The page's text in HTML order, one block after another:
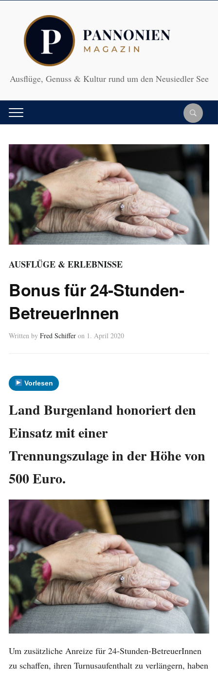
Ausflüge, Genuss & Kultur rund um den Neusiedler See
AUSFLÜGE & ERLEBNISSE
Bonus für 24-Stunden-
BetreuerInnen
Written by Fred Schiffer on 1. April 2020
Vorlesen
Land Burgenland honoriert den
Einsatz mit einer
Trennungszulage in der Höhe von
500 Euro.
Um zusätzliche Anreize für 24-Stunden-BetreuerInnen
zu schaffen, ihren Turnusaufenthalt zu verlängern, haben